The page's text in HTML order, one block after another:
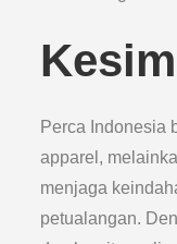
Perca Indonesia
apparel,
menjaga
petualangan.